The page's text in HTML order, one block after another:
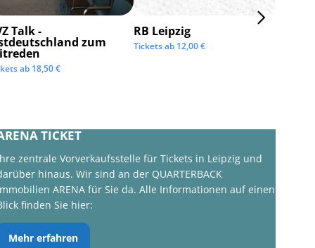
Talk -
zum
ab 18,50€
RB Leipzig
Tickets ab 12,00€
TICKET
zentrale Vorverkaufsstelle für Tickets in Leipzig und
hinaus. Wir sind an der QUARTERBACK
ARENA für Sie da. Alle Informationen auf einen
finden Sie hier:
Mehr erfahren